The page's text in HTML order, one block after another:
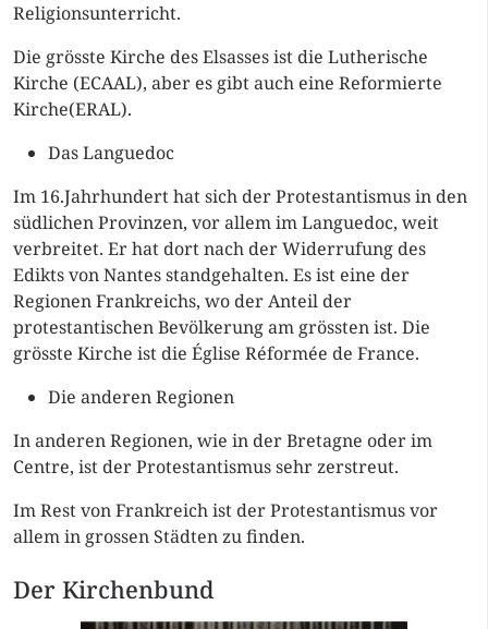
Religionsunterricht.
Die grösste Kirche des Elsasses ist die Lutherische
Kirche (ECAAL), aber es gibt auch eine Reformierte
Kirche(ERAL).
Das Languedoc
Im 16.Jahrhundert hat sich der Protestantismus in den
südlichen Provinzen, vor allem im Languedoc, weit
verbreitet. Er hat dort nach der Widerrufung des
Edikts von Nantes standgehalten. Es ist eine der
Regionen Frankreichs, wo der Anteil der
protestantischen Bevölkerung am grössten ist. Die
grösste Kirche ist die Église Réformée de France.
Die anderen Regionen
In anderen Regionen, wie in der Bretagne oder im
Centre, ist der Protestantismus sehr zerstreut.
Im Rest von Frankreich ist der Protestantismus vor
allem in grossen Städten zu finden.
Der Kirchenbund